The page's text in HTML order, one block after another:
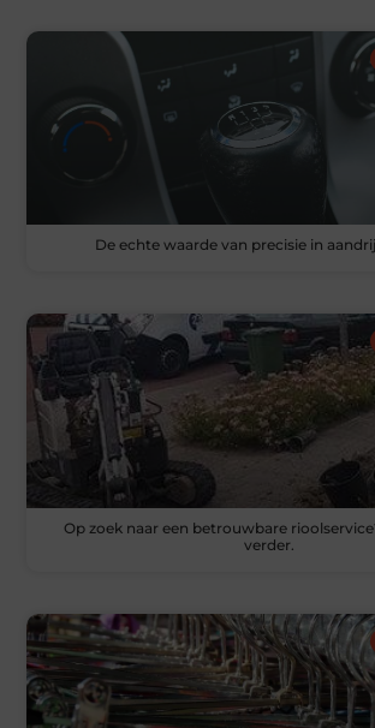
De echte waarde van precisie in
Op zoek naar een betrouwbare
verder.